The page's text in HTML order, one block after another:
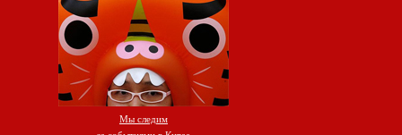
Мы следим